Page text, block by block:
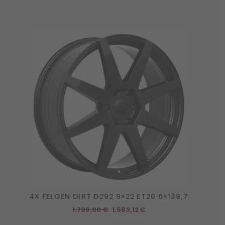
4X FELGEN DIRT D292 9×22 ET20 6×139,7
1.799,00€ Ursprünglicher
1.583,12€Aktueller